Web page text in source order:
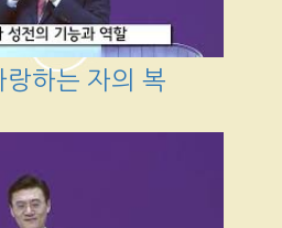
랑하는 자의 복